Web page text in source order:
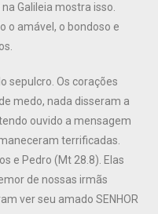
Galileia mostra isso.
o amável, o bondoso e
sepulcro. Os corações
medo, nada disseram a
ouvido a mensagem
terrificadas.
e Pedro (Mt 28.8). Elas
de nossas irmãs
ver seu amado SENHOR